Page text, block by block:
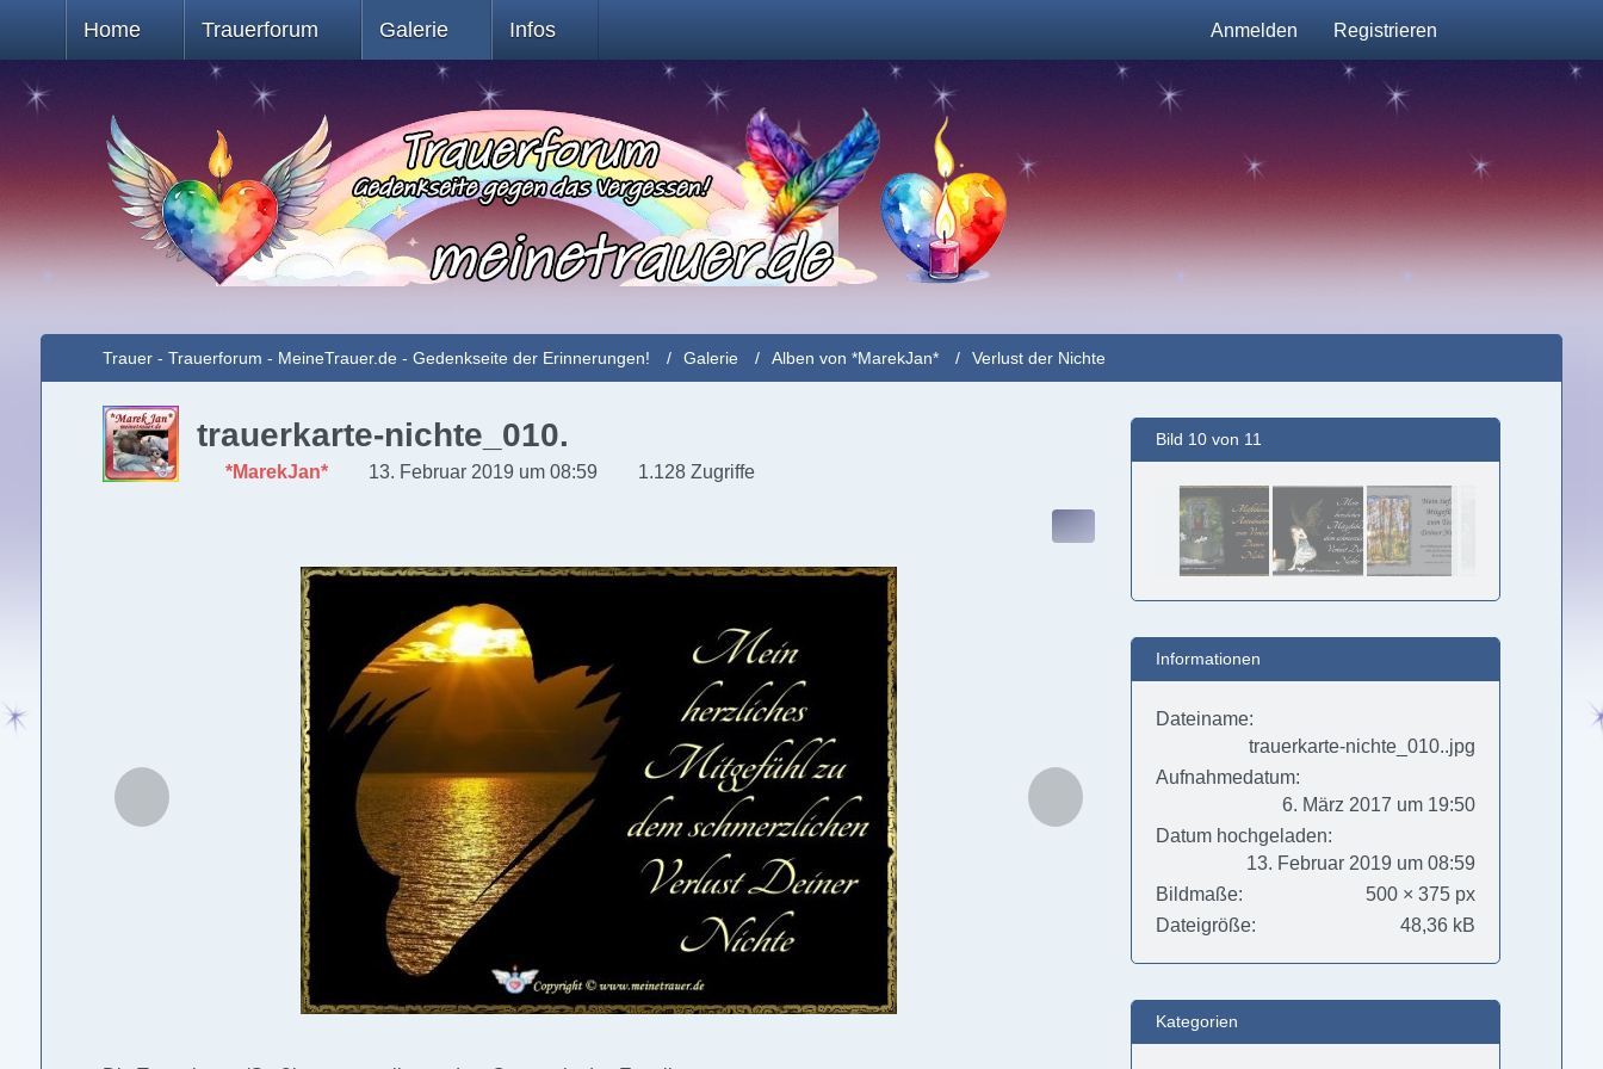
Home Trauerforum Galerie Infos Anmelden Registrieren
Trauer - Trauerforum - MeineTrauer.de - Gedenkseite der Erinnerungen! Galerie Alben von *MarekJan* Verlust der Nichte
trauerkarte-nichte_010.
*MarekJan* 13. Februar 2019 um 08:59 1.128 Zugriffe
Bild 10 von 11
Informationen
Dateiname
trauerkarte-nichte_010..jpg
Aufnahmedatum
6. März 2017 um 19:50
Datum hochgeladen
13. Februar 2019 um 08:59
Bildmaße
500 × 375 px
Dateigröße
48,36 kB
Kategorien